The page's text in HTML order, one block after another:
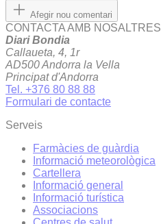
Afegir nou comentari
CONTACTA AMB NOSALTRES
Diari Bondia
Callaueta, 4, 1r
AD500 Andorra la Vella
Principat d'Andorra
Tel. +376 80 88 88
Formulari de contacte
Serveis
Farmàcies de guàrdia
Informació meteorològica
Cartellera
Informació general
Informació turística
Associacions